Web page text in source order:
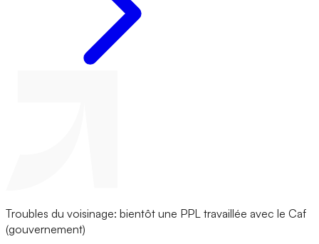
Troubles du voisinage: bientôt une PPL travaillée avec le Caf
(gouvernement)